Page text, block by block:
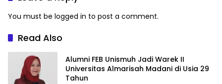
You must be logged in to post a comment.
Read Also
Alumni FEB Unismuh Jadi Warek II
Universitas Almarisah Madani di Usia 29
Tahun